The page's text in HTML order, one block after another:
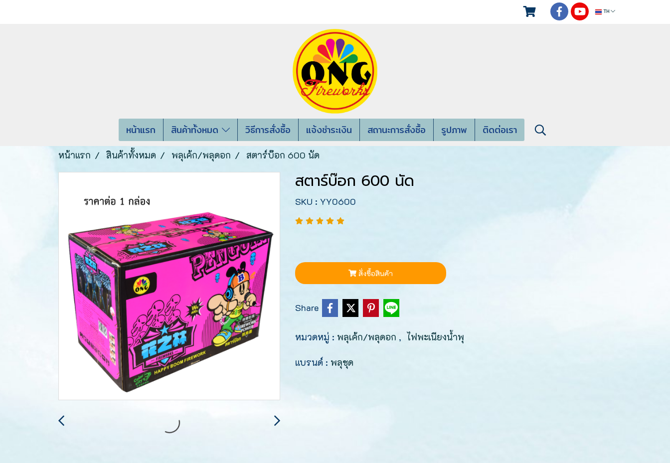
TH
หน้าแรก สินค้าทั้งหมด วิธีการสั่งซื้อ แจ้งชำระเงิน สถานะการสั่งซื้อ รูปภาพ ติดต่อเรา
หน้าแรก สินค้าทั้งหมด พลุเค้ก/พลุดอก สตาร์บ๊อก 600 นัด
สตาร์บ๊อก 600 นัด
SKU : YY0600
สั่งซื้อสินค้า
Share
หมวดหมู่ : พลุเค้ก/พลุดอก , ไฟพะเนียงน้ำพุ
แบรนด์ : พลุชุด